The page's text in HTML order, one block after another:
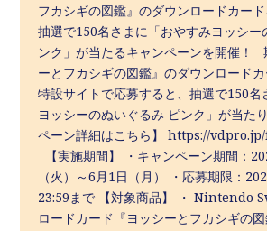
フカシギの図鑑』のダウンロードカード
抽選で150名さまに「おやすみヨッシー
ンク」が当たるキャンペーンを開催！
ーとフカシギの図鑑』のダウンロードカ
特設サイトで応募すると、抽選で150名
ヨッシーのぬいぐるみ ピンク」が当た
ペーン詳細はこちら】 https://
【実施期間】 ・キャンペーン期間：
（火）～6月1日（月） ・応募期限：
23:59まで 【対象商品】 ・ Nintendo
ロードカード『ヨッシーとフカシギの